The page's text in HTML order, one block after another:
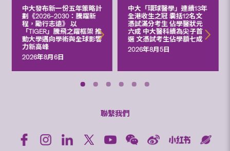
中大發布新一份五年策略計
劃《2026‒2030：騰躍新
程，勵行志遠》 以
「TIGER」騰飛之躍框架 推
動大學邁向學術與全球影響
力新高峰
2026年8月6日
中大「環球醫學」連續13年
全港收生之冠 囊括12名文
憑試滿分考生 佔學醫狀元
六成 中大醫科續為尖子首
選 文憑試考生佔學額七成
2026年8月5日
聯繫我們